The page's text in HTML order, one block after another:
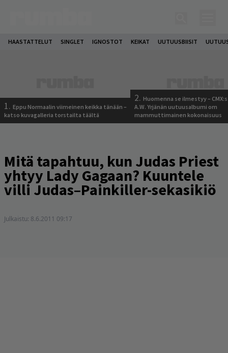
HAASTATTELUT SINGLET IGNOSTOT KEIKAT UUTUUSBIISIT
1. Eppu Normaalin viimeinen keikka tänään –
katso kuvagalleria torstailta täältä
2. Huomenna se ilmestyy –
A.W. Yrjänän uutuusalbumi om
mammuttimainen kokonaisuus
Mitä tapahtuu, kun Judas Priest
yhtyy Lady Gagaan? Kuuntele
villi Judas–Painkiller-sekasikiö
Julkaistu: 8.6.2011 09:17